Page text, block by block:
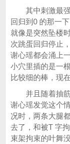
其中刺激最强
回归到0 的那一下
就像是突然坠楼
次跳蛋回归停止，
谢心瑶都会涌上
小穴里插的是一根
比较细的棒，现
并且随着抽筋
谢心瑶发觉这个
况时，两条大腿
去了，和被T 字拘
束架拘束的叶舞